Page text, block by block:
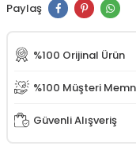
Paylaş
%100 Orijinal Ürün
%100 Müşteri
Güvenli Alışveriş